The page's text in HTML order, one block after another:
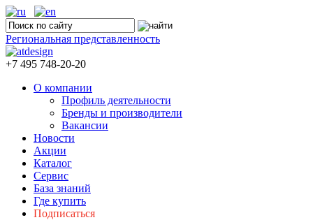
Региональная представленность
+7 495 748-20-20
О компании
Профиль деятельности
Бренды и производители
Вакансии
Новости
Акции
Каталог
Сервис
База знаний
Где купить
Подписаться